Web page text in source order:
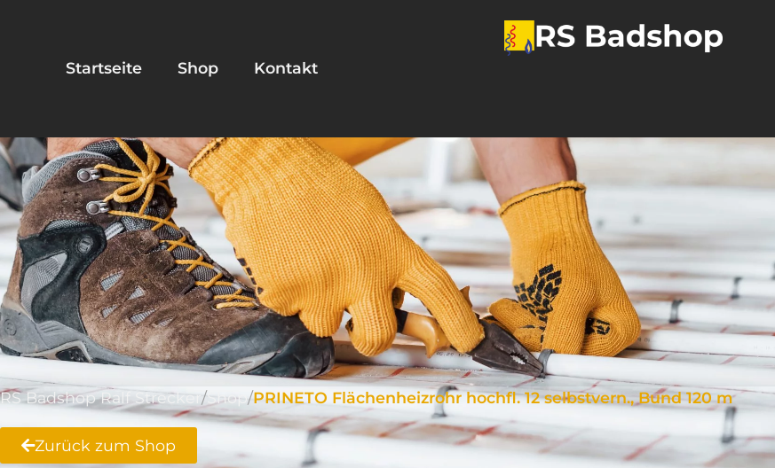
Startseite Shop Kontakt
RS Badshop Ralf Strecker Shop PRINETO Flächenheizrohr hochfl. 12 selbstvern., Bund 120 m
Zurück zum Shop